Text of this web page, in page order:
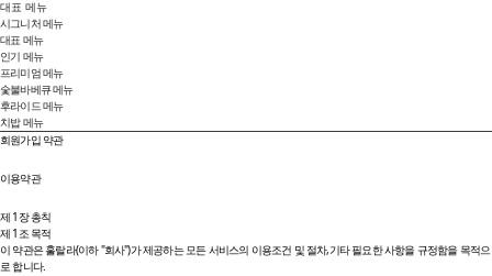
대표 메뉴
시그니처 메뉴
대표 메뉴
인기 메뉴
프리미엄 메뉴
숯불바베큐 메뉴
후라이드 메뉴
치밥 메뉴
회원가입 약관
이용약관
제 1장 총칙
제 1조 목적
이 약관은 훌랄라(이하 "회사")가 제공하는 모든 서비스의 이용조건 및 절차,기타 필요한 사항을 규정함을 목적으
로 합니다.